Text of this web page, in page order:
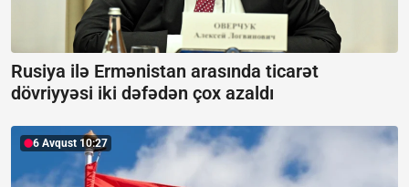
Rusiya ilə Ermənistan arasında ticarət
dövriyyəsi iki dəfədən çox azaldı
6 Avqust 10:27